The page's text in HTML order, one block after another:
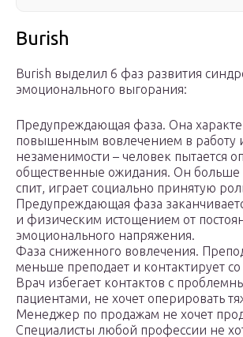
Burish
Burish выделил 6 фаз развития
эмоционального выгорания:
Предупреждающая фаза. Она
повышенным вовлечением в
незаменимости – человек пытается
общественные ожидания. Он больше
спит, играет социально принятую
Предупреждающая фаза
и физическим истощением от
эмоционального напряжения.
Фаза сниженного вовлечения.
меньше преподает и контактирует со
Врач избегает контактов с
пациентами, не хочет оперировать
Менеджер по продажам не хочет
Специалисты любой профессии не